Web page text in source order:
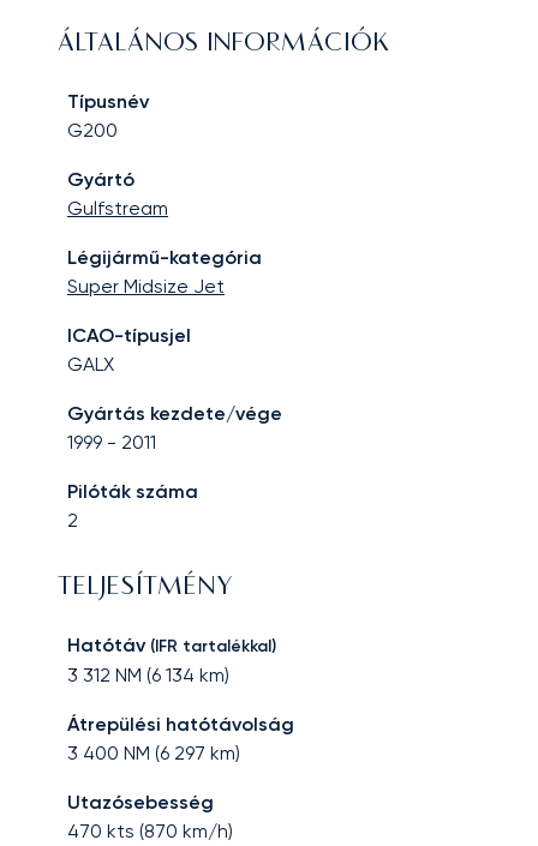
ÁLTALÁNOS INFORMÁCIÓK
Típusnév
G200
Gyártó
Gulfstream
Légijármű-kategória
Super Midsize Jet
ICAO-típusjel
GALX
Gyártás kezdete/vége
1999 - 2011
Pilóták száma
2
TELJESÍTMÉNY
Hatótáv(IFR tartalékkal)
3 312 NM (6 134 km)
Átrepülési hatótávolság
3 400 NM (6 297 km)
Utazósebesség
470 kts (870 km/h)